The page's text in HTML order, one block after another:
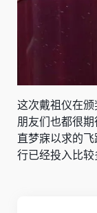
这次戴祖仪在
朋友们也都很
直梦寐以求的
行已经投入比较